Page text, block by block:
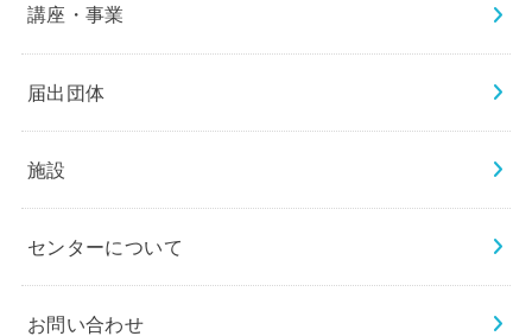
講座・事業
届出団体
施設
センターについて
お問い合わせ